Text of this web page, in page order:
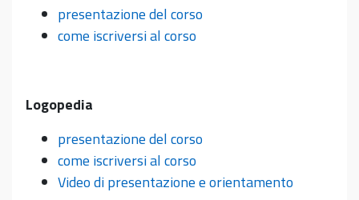
presentazione del corso
come iscriversi al corso
Logopedia
presentazione del corso
come iscriversi al corso
Video di presentazione e orientamento